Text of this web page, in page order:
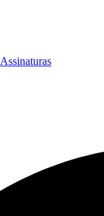
Assinaturas